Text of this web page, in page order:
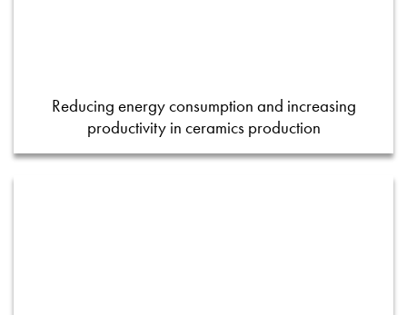
Reducing energy consumption and increasing
productivity in ceramics production